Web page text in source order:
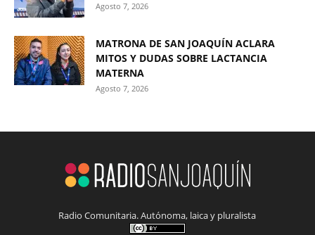
Agosto 7, 2026
MATRONA DE SAN JOAQUÍN ACLARA
MITOS Y DUDAS SOBRE LACTANCIA
MATERNA
Agosto 7, 2026
Radio Comunitaria. Autónoma, laica y pluralista